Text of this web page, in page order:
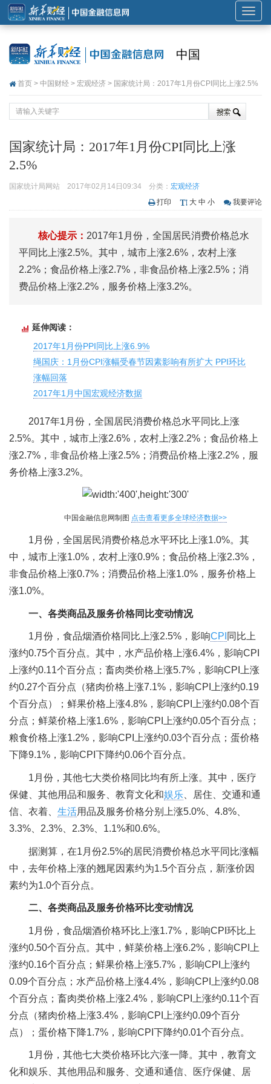
展
开
导
中国
首页 > 中国财经 > 宏观经济 > 国家统计局：2017年1月份CPI同比上涨2.5%
国家统计局：2017年1月份CPI同比上涨
2.5%
国家统计局网站 2017年02月14日09:34 分类： 宏观经济
打印
大 中 小 我要评论
核心提示： 2017年1月份，全国居民消费价格总水
平同比上涨2.5%。其中，城市上涨2.6%，农村上涨
2.2%；食品价格上涨2.7%，非食品价格上涨2.5%；消
费品价格上涨2.2%，服务价格上涨3.2%。
延伸阅读：
2017年1月份PPI同比上涨6.9%
绳国庆：1月份CPI涨幅受春节因素影响有所扩大 PPI环比
涨幅回落
2017年1月中国宏观经济数据
2017年1月份，全国居民消费价格总水平同比上涨
2.5%。其中，城市上涨2.6%，农村上涨2.2%；食品价格上
涨2.7%，非食品价格上涨2.5%；消费品价格上涨2.2%，服
务价格上涨3.2%。
中国金融信息网制图 点击查看更多全球经济数据>>
1月份，全国居民消费价格总水平环比上涨1.0%。其
中，城市上涨1.0%，农村上涨0.9%；食品价格上涨2.3%，
非食品价格上涨0.7%；消费品价格上涨1.0%，服务价格上
涨1.0%。
一、各类商品及服务价格同比变动情况
1月份，食品烟酒价格同比上涨2.5%，影响CPI 同比上
涨约0.75个百分点。其中，水产品价格上涨6.4%，影响CPI
上涨约0.11个百分点；畜肉类价格上涨5.7%，影响CPI上涨
约0.27个百分点（猪肉价格上涨7.1%，影响CPI上涨约0.19
个百分点）；鲜果价格上涨4.8%，影响CPI上涨约0.08个百
分点；鲜菜价格上涨1.6%，影响CPI上涨约0.05个百分点；
粮食价格上涨1.2%，影响CPI上涨约0.03个百分点；蛋价格
下降9.1%，影响CPI下降约0.06个百分点。
1月份，其他七大类价格同比均有所上涨。其中，医疗
保健、其他用品和服务、教育文化和娱乐 、居住、交通和通
信、衣着、 生活用品及服务价格分别上涨5.0%、4.8%、
3.3%、2.3%、2.3%、1.1%和0.6%。
据测算，在1月份2.5%的居民消费价格总水平同比涨幅
中，去年价格上涨的翘尾因素约为1.5个百分点，新涨价因
素约为1.0个百分点。
二、各类商品及服务价格环比变动情况
1月份，食品烟酒价格环比上涨1.7%，影响CPI环比上
涨约0.50个百分点。其中，鲜菜价格上涨6.2%，影响CPI上
涨约0.16个百分点；鲜果价格上涨5.7%，影响CPI上涨约
0.09个百分点；水产品价格上涨4.4%，影响CPI上涨约0.08
个百分点；畜肉类价格上涨2.4%，影响CPI上涨约0.11个百
分点（猪肉价格上涨3.4%，影响CPI上涨约0.09个百分
点）；蛋价格下降1.7%，影响CPI下降约0.01个百分点。
1月份，其他七大类价格环比六涨一降。其中，教育文
化和娱乐、其他用品和服务、交通和通信、医疗保健、居